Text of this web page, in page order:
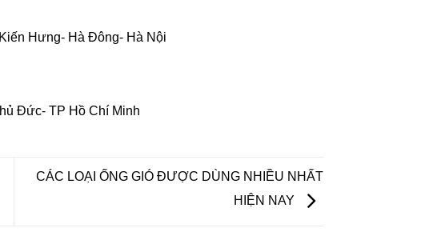
Hưng- Hà Đông- Hà Nội
Đức- TP Hồ Chí Minh
CÁC LOẠI ỐNG GIÓ ĐƯỢC DÙNG NHIỀU NHẤT
HIỆN NAY